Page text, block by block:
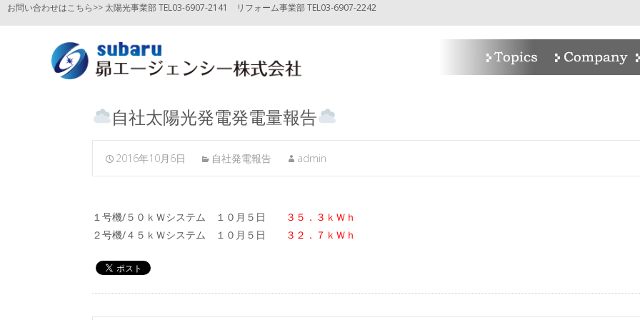
お問い合わせはこちら>> 太陽光事業部 TEL03-6907-2141 リフォーム事業部 TEL03-6907-2242
自社太陽光発電発電量報告
2016年10月6日 自社発電報告 admin
１号機/５０ｋＷシステム １０月５日
３５．３ｋＷｈ
２号機/４５ｋＷシステム １０月５日
３２．７ｋＷｈ